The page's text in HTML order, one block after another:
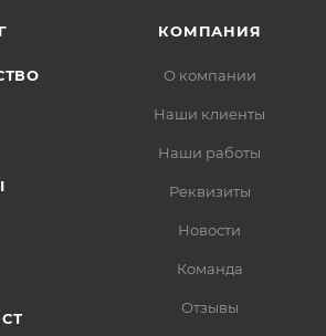
КОМПАНИЯ
О компании
Наши клиенты
Наши работы
Реквизиты
Новости
Команда
Отзывы